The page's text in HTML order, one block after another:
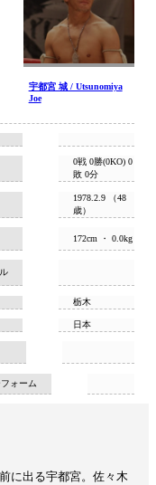
العربية
宇都宮 城 / Utsunomiya
Joe
0戦 0勝(0KO) 0
敗 0分
1978.2.9 （48
歳）
172cm ・ 0.0kg
栃木
日本
ォーム
に出る宇都宮。佐々木